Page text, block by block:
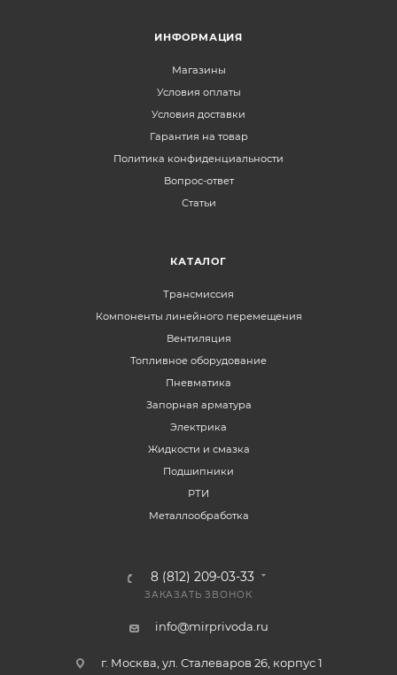
ИНФОРМАЦИЯ
Магазины
Условия оплаты
Условия доставки
Гарантия на товар
Политика конфиденциальности
Вопрос-ответ
Статьи
КАТАЛОГ
Трансмиссия
Компоненты линейного перемещения
Вентиляция
Топливное оборудование
Пневматика
Запорная арматура
Электрика
Жидкости и смазка
Подшипники
РТИ
Металлообработка
8 (812) 209-03-33
ЗАКАЗАТЬ ЗВОНОК
info@mirprivoda.ru
г. Москва, ул. Сталеваров 26, корпус 1